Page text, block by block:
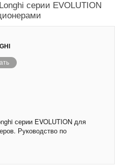
серии EVOLUTION
серии EVOLUTION для
Руководство по